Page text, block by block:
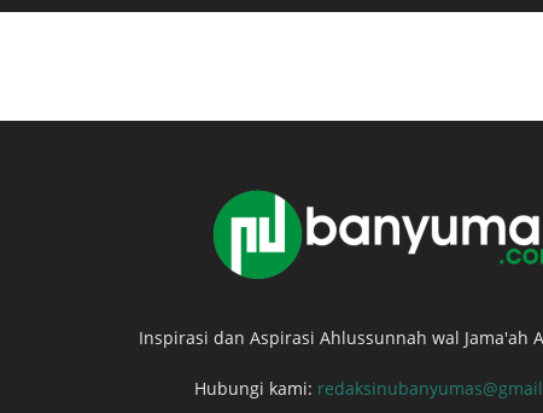
Inspirasi dan Aspirasi Ahlussunnah wal Jama'ah
Hubungi kami: